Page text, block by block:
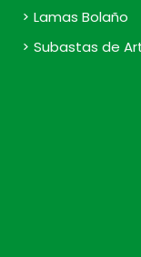
Lamas Bolaño
Subastas de